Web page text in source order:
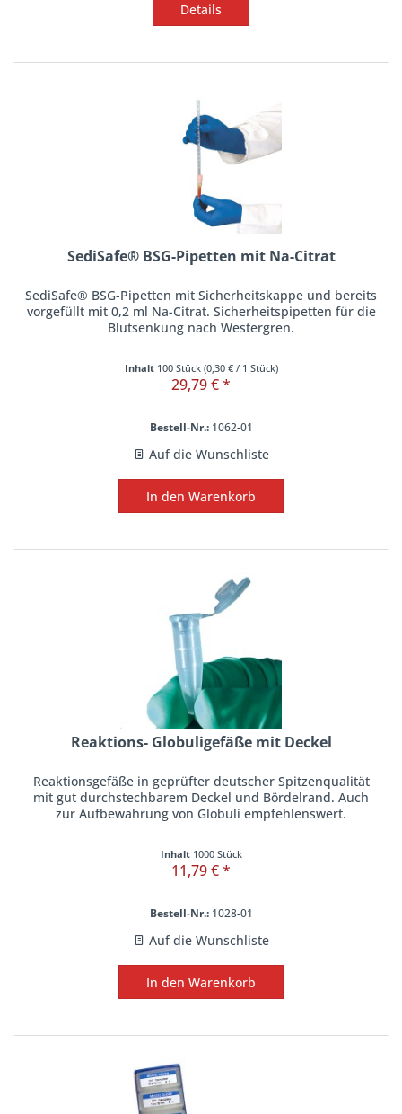
Details
SediSafe® BSG-Pipetten mit Na-Citrat
SediSafe® BSG-Pipetten mit Sicherheitskappe und bereits
vorgefüllt mit 0,2 ml Na-Citrat. Sicherheitspipetten für die
Blutsenkung nach Westergren.
Inhalt 100 Stück (0,30 €/ 1 Stück)
29,79 € *
Bestell-Nr.:1062-01
Auf die Wunschliste
In den Warenkorb
Reaktions- Globuligefäße mit Deckel
Reaktionsgefäße in geprüfter deutscher Spitzenqualität
mit gut durchstechbarem Deckel und Bördelrand. Auch
zur Aufbewahrung von Globuli empfehlenswert.
Inhalt 1000 Stück
11,79 € *
Bestell-Nr.:1028-01
Auf die Wunschliste
In den Warenkorb